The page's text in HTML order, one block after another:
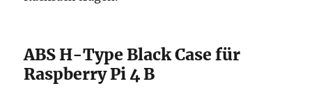
ABS H-Type Black Case für
Raspberry Pi 4 B